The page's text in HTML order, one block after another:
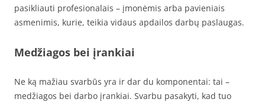
pasikliauti profesionalais – įmonėmis arba pavieniais
asmenimis, kurie, teikia vidaus apdailos darbų paslaugas.
Medžiagos bei įrankiai
Ne ką mažiau svarbūs yra ir dar du komponentai: tai –
medžiagos bei darbo įrankiai. Svarbu pasakyti, kad tuo